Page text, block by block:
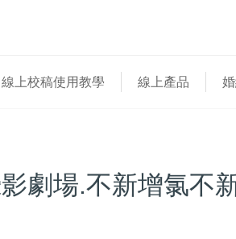
線上校稿使用教學 線上產品
劇場.不新增氯不